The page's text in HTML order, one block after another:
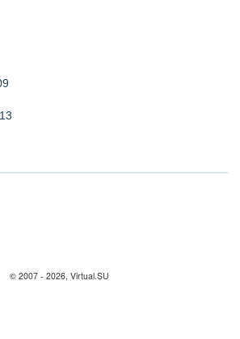
© 2007 - 2026, Virtual.SU